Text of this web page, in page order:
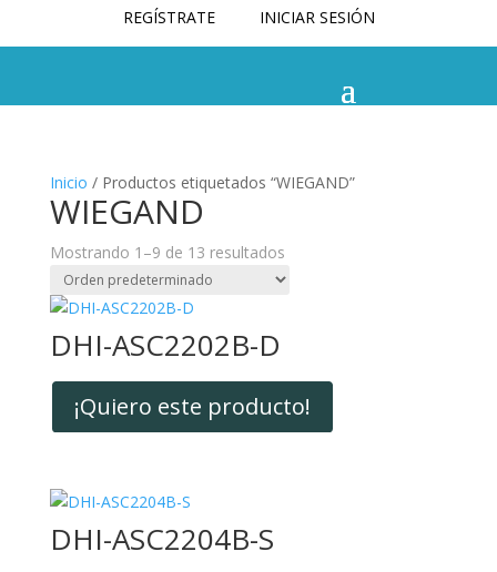
REGÍSTRATE INICIAR SESIÓN
Inicio / Productos etiquetados “WIEGAND”
WIEGAND
Mostrando 1–9 de 13 resultados
DHI-ASC2202B-D
¡Quiero este producto!
DHI-ASC2204B-S